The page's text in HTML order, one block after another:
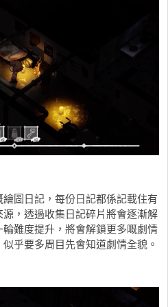
圖日記，每份日記都係記載住有
，透過收集日記碎片將會逐漸解
難度提升，將會解鎖更多嘅劇情
乎要多周目先會知道劇情全貌。